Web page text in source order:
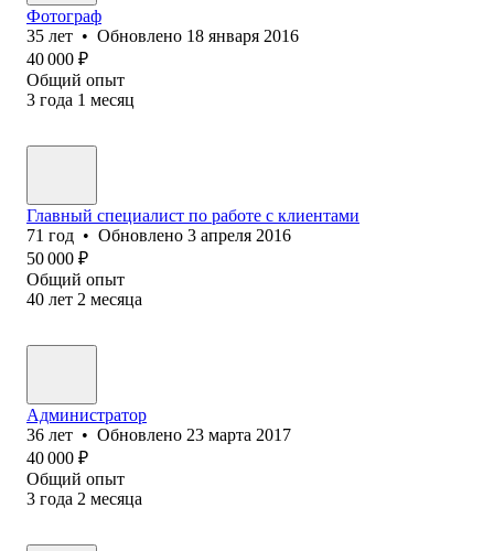
Фотограф
35 лет • Обновлено 18 января 2016
40 000 ₽
Общий опыт
3 года 1 месяц
Главный специалист по работе с клиентами
71 год • Обновлено 3 апреля 2016
50 000 ₽
Общий опыт
40 лет 2 месяца
Администратор
36 лет • Обновлено 23 марта 2017
40 000 ₽
Общий опыт
3 года 2 месяца